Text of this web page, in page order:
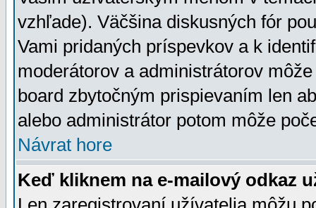
vzhľade). Väčšina diskusných fór
Vami pridaných príspevkov a k
moderátorov a administrátorov
board zbytočným prispievaním len
alebo administrátor potom môže
Návrat hore
Keď kliknem na e-mailový odkaz